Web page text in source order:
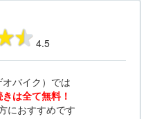
4.5
バイク）では
は全て無料！
におすすめです